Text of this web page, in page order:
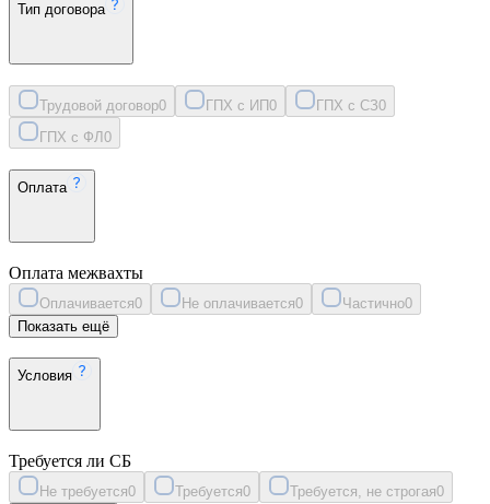
Тип договора
Трудовой договор0 ГПХ с ИП0 ГПХ с СЗ0
ГПХ с ФЛ 0
Оплата
Оплата межвахты
Оплачивается0 Не оплачивается0 Частично0
Показать ещё
Условия
Требуется ли СБ
Не требуется0 Требуется0 Требуется, не строгая0